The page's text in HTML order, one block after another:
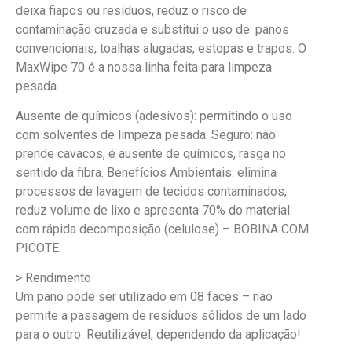
deixa fiapos ou resíduos, reduz o risco de
contaminação cruzada e substitui o uso de: panos
convencionais, toalhas alugadas, estopas e trapos. O
MaxWipe 70 é a nossa linha feita para limpeza
pesada.
Ausente de químicos (adesivos): permitindo o uso
com solventes de limpeza pesada. Seguro: não
prende cavacos, é ausente de químicos, rasga no
sentido da fibra. Benefícios Ambientais: elimina
processos de lavagem de tecidos contaminados,
reduz volume de lixo e apresenta 70% do material
com rápida decomposição (celulose) – BOBINA COM
PICOTE.
> Rendimento
Um pano pode ser utilizado em 08 faces – não
permite a passagem de resíduos sólidos de um lado
para o outro. Reutilizável, dependendo da aplicação!